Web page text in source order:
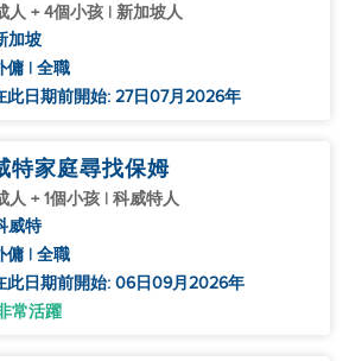
人 + 4個小孩 | 新加坡人
加坡
傭 | 全職
此日期前開始: 27日07月2026年
特家庭尋找保姆
人 + 1個小孩 | 科威特人
威特
傭 | 全職
此日期前開始: 06日09月2026年
常活躍